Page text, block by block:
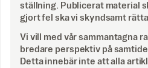
ställning. Publicerat material
gjort fel ska vi skyndsamt
Vi vill med vår sammantagna
bredare perspektiv på
Detta innebär inte att alla